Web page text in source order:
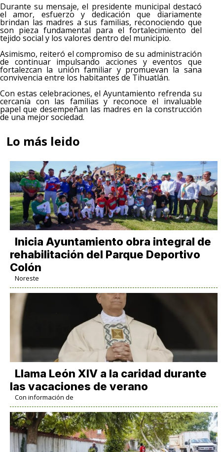
Durante su mensaje, el presidente municipal destacó
el amor, esfuerzo y dedicación que diariamente
brindan las madres a sus familias, reconociendo que
son pieza fundamental para el fortalecimiento del
tejido social y los valores dentro del municipio.
Asimismo, reiteró el compromiso de su administración
de continuar impulsando acciones y eventos que
fortalezcan la unión familiar y promuevan la sana
convivencia entre los habitantes de Tihuatlán.
Con estas celebraciones, el Ayuntamiento refrenda su
cercanía con las familias y reconoce el invaluable
papel que desempeñan las madres en la construcción
de una mejor sociedad.
Lo más leido
Inicia Ayuntamiento obra integral de
rehabilitación del Parque Deportivo
Colón
Noreste
Llama León XIV a la caridad durante
las vacaciones de verano
Con información de